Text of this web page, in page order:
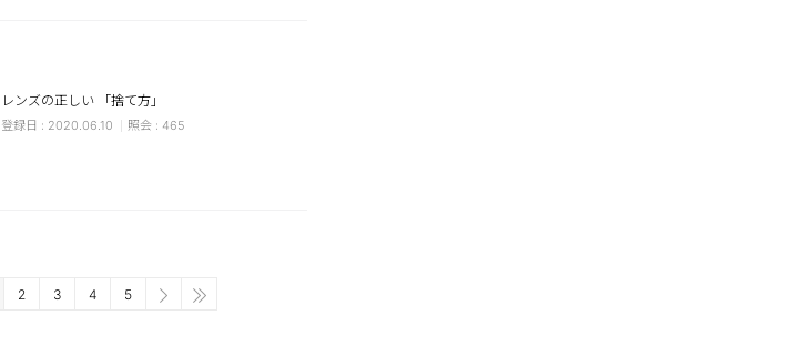
レンズの正しい 「捨て方」
2020.06.10 465
2 3 4 5